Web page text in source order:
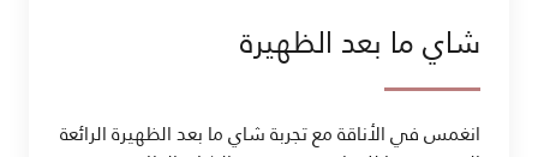
شاي ما بعد الظهيرة
انغمس في الأناقة مع تجربة شاي ما بعد الظهيرة الرائعة